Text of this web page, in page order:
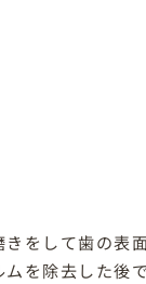
をして歯の表
を除去した後